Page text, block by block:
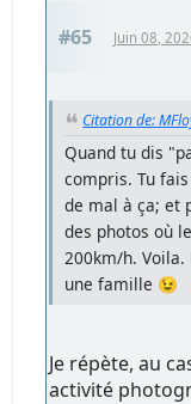
#65 Juin 08,
Citation de:
Quand tu dis
compris. Tu
de mal à ça; et
des photos où
200km/h. Voila.
une famille 😉
Je répète, au
activité